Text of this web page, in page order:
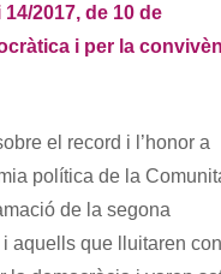
14/2017, de 10 de
i per la
el record i l’honor a
política de la
de la segona
aquells que lluitaren